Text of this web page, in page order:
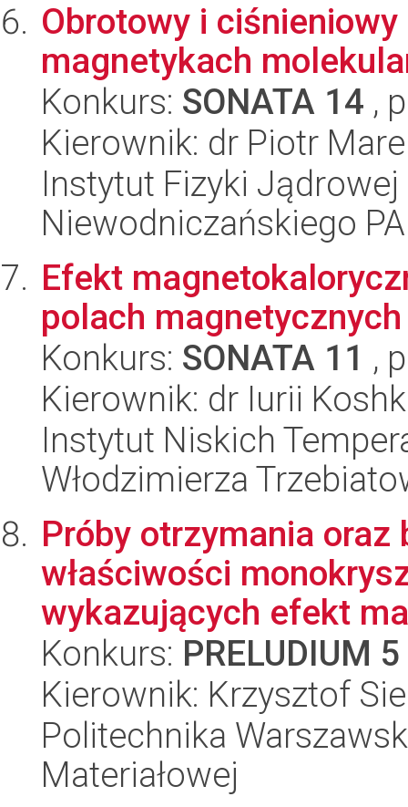
Obrotowy i
magnetykach
Konkurs: SONATA 14 ,
Kierownik: dr Piotr
Instytut Fizyki
Niewodniczańskiego
Efekt
polach magnetycznych
Konkurs: SONATA 11 ,
Kierownik: dr Iurii
Instytut Niskich
Włodzimierza
Próby otrzymania
właściwości
wykazujących efekt
Konkurs: PRELUDIUM 5
Kierownik: Krzysztof
Politechnika
Materiałowej